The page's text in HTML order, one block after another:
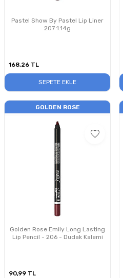
Pastel Show By Pastel Lip Liner
207 1.14g
168,26 TL
SEPETE EKLE
GOLDEN ROSE
Golden Rose Emily Long Lasting
Lip Pencil - 206 - Dudak Kalemi
90,99 TL